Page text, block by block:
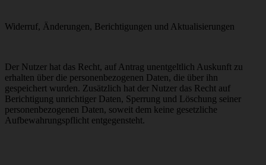
Widerruf, Änderungen, Berichtigungen und Aktualisierungen
Der Nutzer hat das Recht, auf Antrag unentgeltlich Auskunft zu
erhalten über die personenbezogenen Daten, die über ihn
gespeichert wurden. Zusätzlich hat der Nutzer das Recht auf
Berichtigung unrichtiger Daten, Sperrung und Löschung seiner
personenbezogenen Daten, soweit dem keine gesetzliche
Aufbewahrungspflicht entgegensteht.